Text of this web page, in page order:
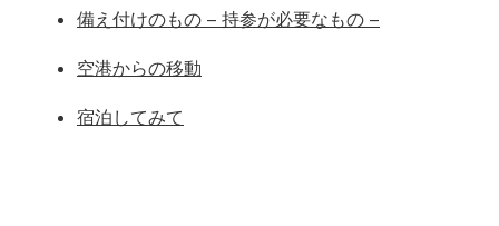
備え付けのもの – 持参が必要なもの –
空港からの移動
宿泊してみて